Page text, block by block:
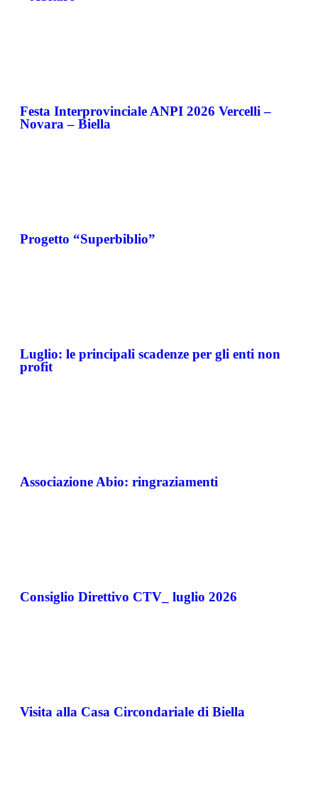
Festa Interprovinciale ANPI 2026 Vercelli –
Novara – Biella
Progetto “Superbiblio”
Luglio: le principali scadenze per gli enti non
profit
Associazione Abio: ringraziamenti
Consiglio Direttivo CTV_ luglio 2026
Visita alla Casa Circondariale di Biella